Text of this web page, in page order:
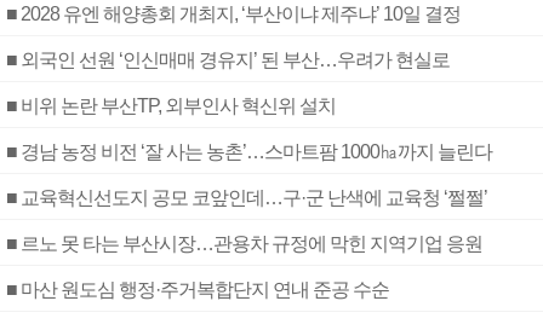
■ 2028 유엔 해양총회 개최지, ‘부산이냐 제주냐’ 10일 결정
■ 외국인 선원 ‘인신매매 경유지’ 된 부산…우려가 현실로
■ 비위 논란 부산TP, 외부인사 혁신위 설치
■ 경남 농정 비전 ‘잘 사는 농촌’…스마트팜 1000㏊까지 늘린다
■ 교육혁신선도지 공모 코앞인데…구·군 난색에 교육청 ‘쩔쩔’
■ 르노 못 타는 부산시장…관용차 규정에 막힌 지역기업 응원
■ 마산 원도심 행정·주거복합단지 연내 준공 수순